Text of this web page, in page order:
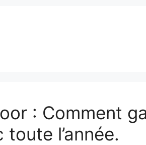
: Comment
l’année.